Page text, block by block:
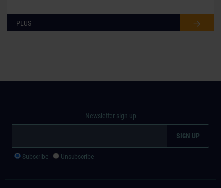
PLUS
Newsletter sign up
Subscribe Unsubscribe